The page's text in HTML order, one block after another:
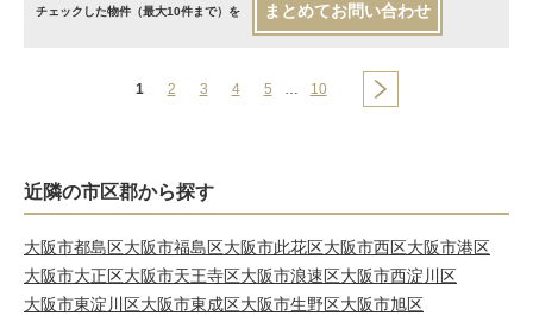
チェックした物件（最大10件まで）を まとめてお問い合わせ
1 2 3 4 5 … 10
近隣の市区郡から探す
大阪市都島区大阪市福島区大阪市此花区大阪市西区大阪市港区
大阪市大正区大阪市天王寺区大阪市浪速区大阪市西淀川区
大阪市東淀川区大阪市東成区大阪市生野区大阪市旭区